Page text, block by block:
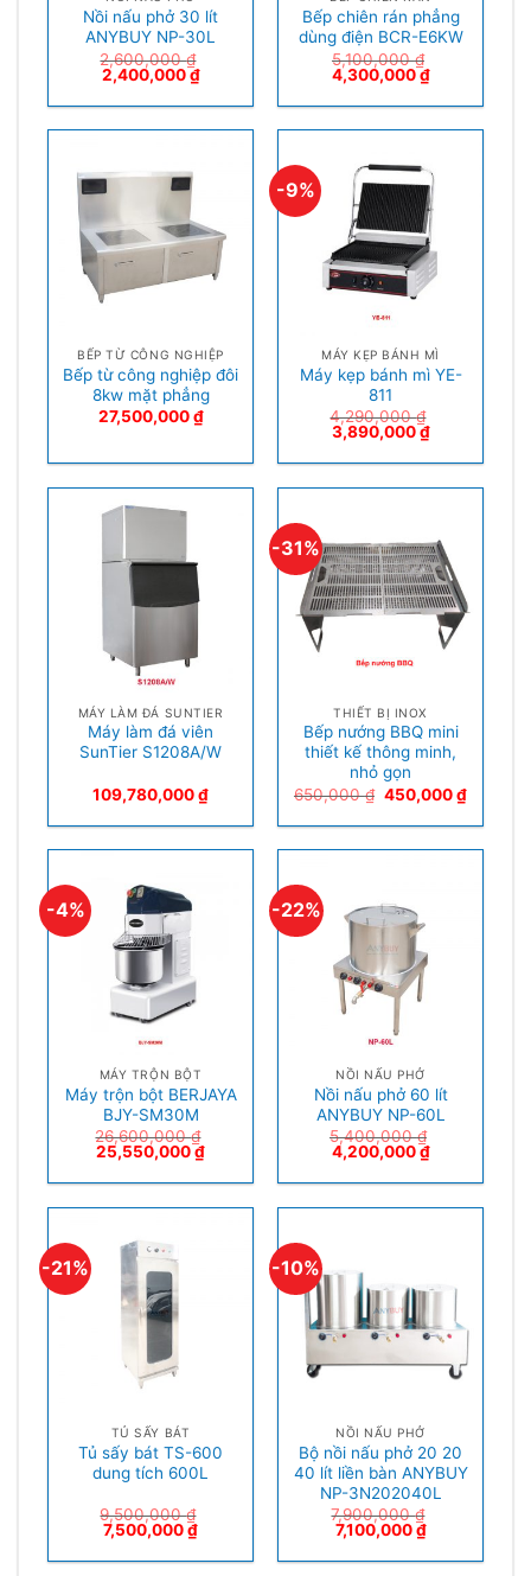
Nồi nấu phở 30 lít
ANYBUY NP-30L
2,600,000₫
2,400,000₫
Bếp chiên rán phẳng
dùng điện BCR-E6KW
5,100,000₫
4,300,000₫
BẾP TỪ CÔNG NGHIỆP
Bếp từ công nghiệp đôi
8kw mặt phẳng
27,500,000₫
-9%
MÁY KẸP BÁNH MÌ
Máy kẹp bánh mì YE-
811
4,290,000₫
3,890,000₫
MÁY LÀM ĐÁ SUNTIER
Máy làm đá viên
SunTier S1208A/W
109,780,000₫
-31%
THIẾT BỊ INOX
Bếp nướng BBQ mini
thiết kế thông minh,
nhỏ gọn
650,000₫ 450,000₫
-4%
MÁY TRỘN BỘT
Máy trộn bột BERJAYA
BJY-SM30M
26,600,000₫
25,550,000₫
-22%
NỒI NẤU PHỞ
Nồi nấu phở 60 lít
ANYBUY NP-60L
5,400,000₫
4,200,000₫
-21%
TỦ SẤY BÁT
Tủ sấy bát TS-600
dung tích 600L
9,500,000₫
7,500,000₫
-10%
NỒI NẤU PHỞ
Bộ nồi nấu phở 20 20
40 lít liền bàn ANYBUY
NP-3N202040L
7,900,000₫
7,100,000₫